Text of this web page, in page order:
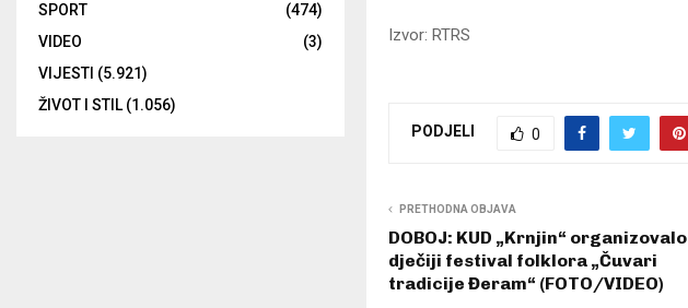
Izvor: RTRS
PODJELI 0
PRETHODNA OBJAVA
DOBOJ: KUD „Krnjin“ organizovalo
dječiji festival folklora „Čuvari
tradicije Đeram“ (FOTO/VIDEO)
SPORT
(474)
VIDEO
(3)
VIJESTI (5.921)
ŽIVOT I STIL(1.056)